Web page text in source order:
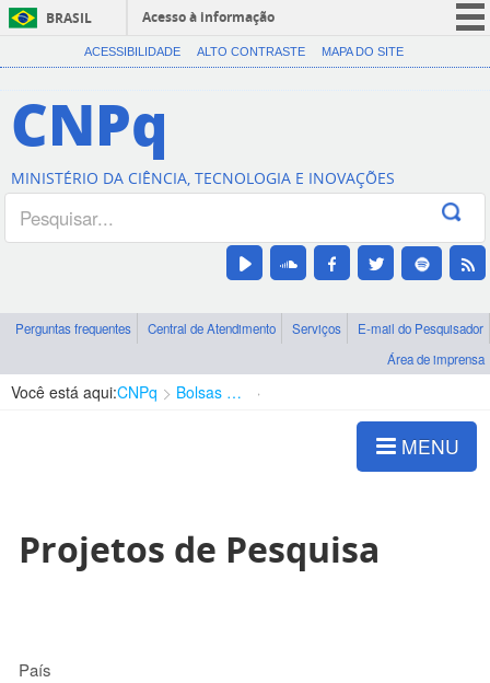
BRASIL
Acesso à informação
CORONAVÍRUS (COVID-19)
Canais
ACESSIBILIDADE ALTO CONTRASTE MAPA DO SITE
CNPq
MINISTÉRIO DA CIÊNCIA, TECNOLOGIA E INOVAÇÕES
Perguntas frequentes Central de Atendimento Serviços
E-mail do Pesquisador
Área de imprensa
Você está aqui:CNPq Bolsas e Auxílios Vigentes
MENU
Projetos de Pesquisa
País